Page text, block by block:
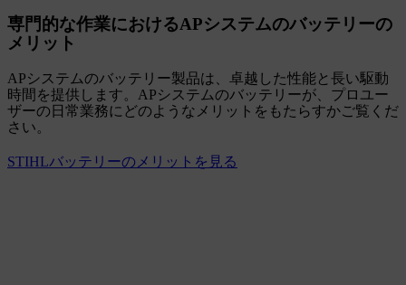
専門的な作業におけるAPシステムのバッテリーの
メリット
APシステムのバッテリー製品は、卓越した性能と長い駆動
時間を提供します。APシステムのバッテリーが、プロユー
ザーの日常業務にどのようなメリットをもたらすかご覧くだ
さい。
STIHLバッテリーのメリットを見る